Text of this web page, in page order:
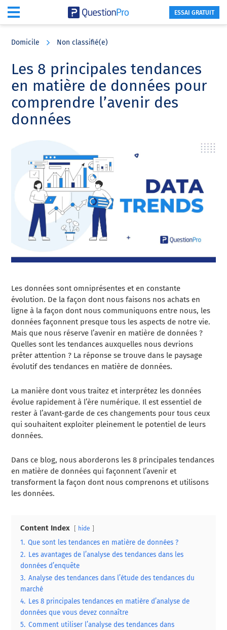
content
sidebar
ESSAI GRATUIT
Domicile Non classifié(e)
Les 8 principales tendances
en matière de données pour
comprendre l’avenir des
données
Les données sont omniprésentes et en constante
évolution. De la façon dont nous faisons nos achats en
ligne à la façon dont nous communiquons entre nous, les
données façonnent presque tous les aspects de notre vie.
Mais que nous réserve l’avenir en matière de données ?
Quelles sont les tendances auxquelles nous devrions
prêter attention ? La réponse se trouve dans le paysage
évolutif des tendances en matière de données.
La manière dont vous traitez et interprétez les données
évolue rapidement à l’ère numérique. Il est essentiel de
rester à l’avant-garde de ces changements pour tous ceux
qui souhaitent exploiter pleinement le potentiel de leurs
données.
Dans ce blog, nous aborderons les 8 principales tendances
en matière de données qui façonnent l’avenir et
transforment la façon dont nous comprenons et utilisons
les données.
Content Index hide
1. Que sont les tendances en matière de données ?
2. Les avantages de l’analyse des tendances dans les
données d’enquête
3. Analyse des tendances dans l’étude des tendances du
marché
4. Les 8 principales tendances en matière d’analyse de
données que vous devez connaître
5. Comment utiliser l’analyse des tendances dans